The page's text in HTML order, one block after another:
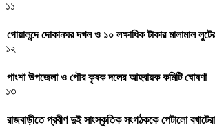
১১
গোয়ালন্দে দোকানঘর দখল ও ১০ লক্ষাধিক টাকার মালামাল
১২
পাংশা উপজেলা ও পৌর কৃষক দলের আহবায়ক কমিটি ঘোষণা
১৩
রাজবাড়ীতে প্রবীণ দুই সাংস্কৃতিক সংগঠককে পেটালো